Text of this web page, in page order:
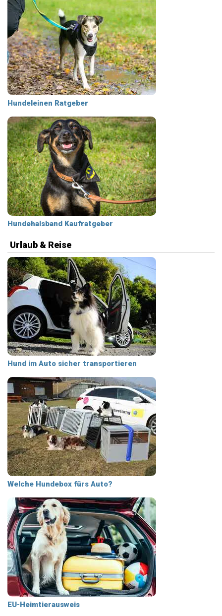
Hundeleinen Ratgeber
Hundehalsband Kaufratgeber
Urlaub & Reise
Hund im Auto sicher transportieren
Welche Hundebox fürs Auto?
EU-Heimtierausweis